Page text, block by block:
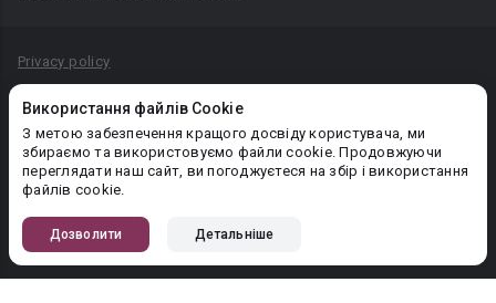
Використання файлів Cookie
З метою забезпечення кращого досвіду користувача, ми
збираємо та використовуємо файли cookie. Продовжуючи
переглядати наш сайт, ви погоджуєтеся на збір і використання
файлів cookie.
Дозволити Детальніше
Privacy policy
Політика конфіденційності
Правила публікації авторського контенту
PR-вiддiл: pr@booknet.com
© 2026 Booknet. Всі права захищено.